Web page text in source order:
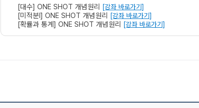
[대수] ONE SHOT 개념원리 [강좌 바로가기]
[미적분l] ONE SHOT 개념원리 [강좌 바로가기]
[확률과 통계] ONE SHOT 개념원리 [강좌 바로가기]